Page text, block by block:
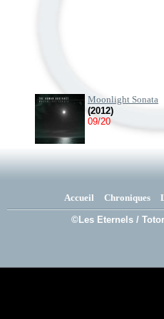
Moonlight Sonata
(2012)
09/20
Accueil Chroniques
©Les Eternels /